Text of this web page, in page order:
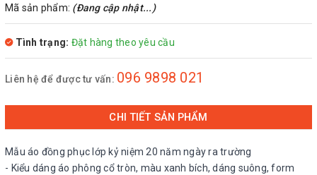
Mã sản phẩm: (Đang cập nhật...)
Tình trạng: Đặt hàng theo yêu cầu
Liên hệ để được tư vấn: 096 9898 021
CHI TIẾT SẢN PHẨM
Mẫu áo đồng phục lớp kỷ niệm 20 năm ngày ra trường
- Kiểu dáng áo phông cổ tròn, màu xanh bích, dáng suông, form